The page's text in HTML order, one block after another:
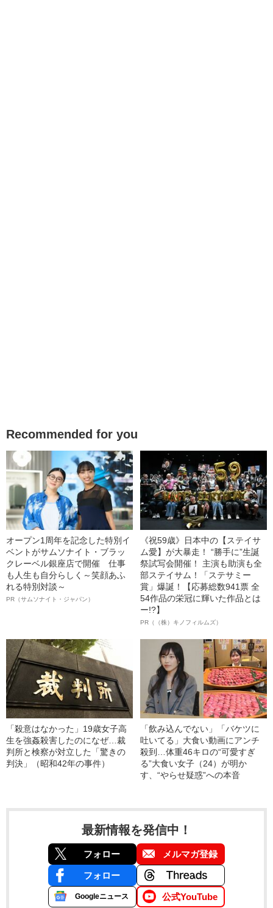
Recommended for you
オープン1周年を記念した特別イ
ベントがサムソナイト・ブラッ
クレーベル銀座店で開催 仕事
も人生も自分らしく～笑顔あふ
れる特別対談～
PR（サムソナイト・ジャパン）
《祝59歳》日本中の【ステイサ
ム愛】が大暴走！ “勝手に”生誕
祭試写会開催！ 主演も助演も全
部ステイサム！「ステサミー
賞」爆誕！【応募総数941票 全
54作品の栄冠に輝いた作品とは
ー!?】
PR（（株）キノフィルムズ）
「殺意はなかった」19歳女子高
生を強姦殺害したのになぜ…裁
判所と検察が対立した「驚きの
判決」（昭和42年の事件）
「飲み込んでない」「バケツに
吐いてる」大食い動画にアンチ
殺到…体重46キロの“可愛すぎ
る”大食い女子（24）が明か
す、“やらせ疑惑”への本音
最新情報を発信中！
フォロー メルマガ登録
フォロー
Googleニュース 公式YouTube